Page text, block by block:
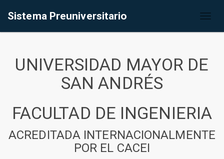
Sistema Preuniversitario
UNIVERSIDAD MAYOR DE
SAN ANDRÉS
FACULTAD DE INGENIERIA
ACREDITADA INTERNACIONALMENTE
POR EL CACEI